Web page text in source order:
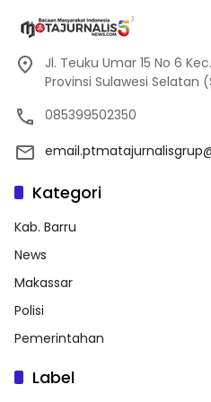
Jl. Teuku Umar 15 No 6
Provinsi Sulawesi Selatan
085399502350
Kategori
Kab. Barru
News
Makassar
Polisi
Pemerintahan
Label